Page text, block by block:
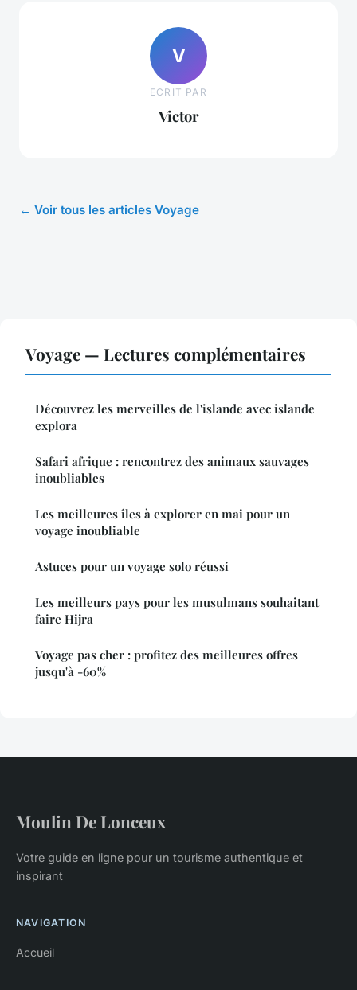
V
ECRIT PAR
Victor
← Voir tous les articles Voyage
Voyage — Lectures complémentaires
Découvrez les merveilles de l'islande avec islande
explora
Safari afrique : rencontrez des animaux sauvages
inoubliables
Les meilleures îles à explorer en mai pour un
voyage inoubliable
Astuces pour un voyage solo réussi
Les meilleurs pays pour les musulmans souhaitant
faire Hijra
Voyage pas cher : profitez des meilleures offres
jusqu'à -60%
Moulin De Lonceux
Votre guide en ligne pour un tourisme authentique et
inspirant
NAVIGATION
Accueil